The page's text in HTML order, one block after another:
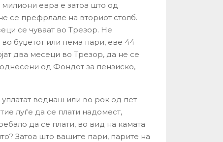
евра е затоа што од
се префрлале на вториот столб.
се чуваат во Трезор. Не
буџетот или нема пари, еве 44
два месеци во Трезор, да не се
од Фондот за пензиско,
веднаш или во рок од пет
луѓе да се плати надомест,
да се плати, во вид на камата
Затоа што вашите пари, парите на